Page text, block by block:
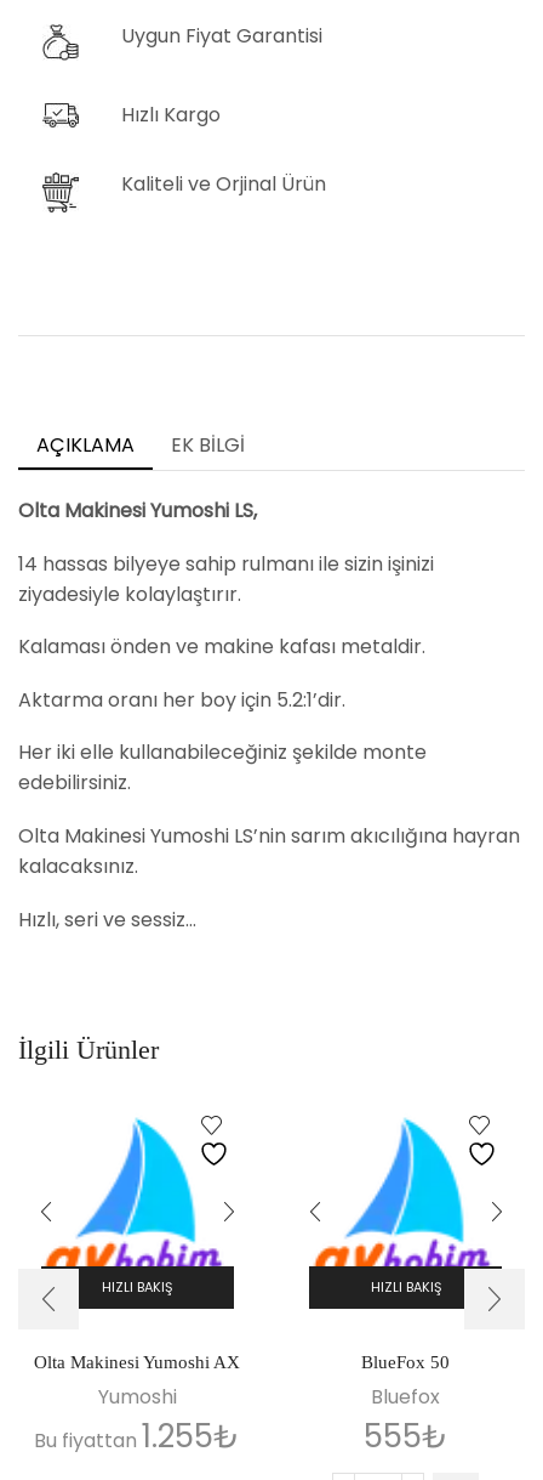
Uygun Fiyat Garantisi
Hızlı Kargo
Kaliteli ve Orjinal Ürün
AÇIKLAMA EK BILGI
Olta Makinesi Yumoshi LS,
14 hassas bilyeye sahip rulmanı ile sizin işinizi
ziyadesiyle kolaylaştırır.
Kalaması önden ve makine kafası metaldir.
Aktarma oranı her boy için 5.2:1’dir.
Her iki elle kullanabileceğiniz şekilde monte
edebilirsiniz.
Olta Makinesi Yumoshi LS’nin sarım akıcılığına hayran
kalacaksınız.
Hızlı, seri ve sessiz…
İlgili Ürünler
HIZLI BAKIŞ
Olta Makinesi Yumoshi AX
Yumoshi
Bu fiyattan 1.255₺
HIZLI BAKIŞ
BlueFox 50
Bluefox
555₺